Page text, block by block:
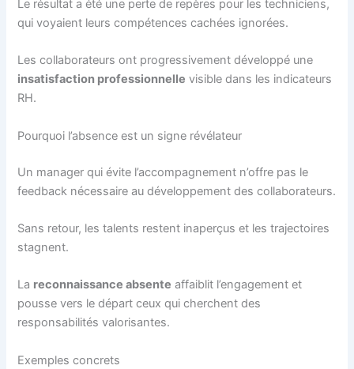
Le résultat a été une perte de repères pour les techniciens,
qui voyaient leurs compétences cachées ignorées.
Les collaborateurs ont progressivement développé une
insatisfaction professionnelle visible dans les indicateurs
RH.
Pourquoi l’absence est un signe révélateur
Un manager qui évite l’accompagnement n’offre pas le
feedback nécessaire au développement des collaborateurs.
Sans retour, les talents restent inaperçus et les trajectoires
stagnent.
La reconnaissance absente affaiblit l’engagement et
pousse vers le départ ceux qui cherchent des
responsabilités valorisantes.
Exemples concrets